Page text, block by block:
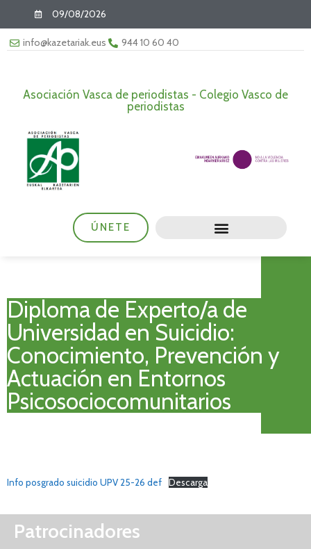
09/08/2026
info@kazetariak.eus 944 10 60 40
Asociación Vasca de periodistas - Colegio Vasco de
periodistas
ÚNETE
Diploma de Experto/a de
Universidad en Suicidio:
Conocimiento, Prevención y
Actuación en Entornos
Psicosociocomunitarios
Info posgrado suicidio UPV 25-26 def Descarga
Patrocinadores